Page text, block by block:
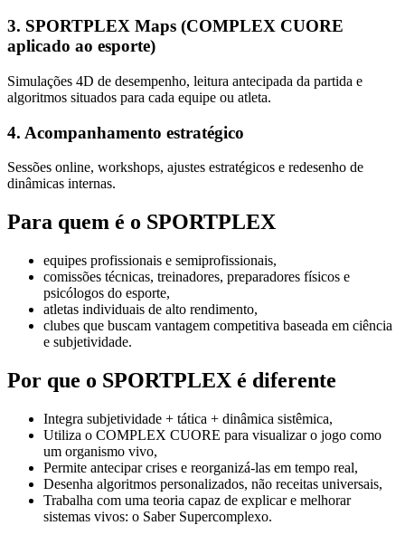
3. SPORTPLEX Maps (COMPLEX CUORE
aplicado ao esporte)
Simulações 4D de desempenho, leitura antecipada da partida e
algoritmos situados para cada equipe ou atleta.
4. Acompanhamento estratégico
Sessões online, workshops, ajustes estratégicos e redesenho de
dinâmicas internas.
Para quem é o SPORTPLEX
equipes profissionais e semiprofissionais,
comissões técnicas, treinadores, preparadores físicos e
psicólogos do esporte,
atletas individuais de alto rendimento,
clubes que buscam vantagem competitiva baseada em ciência
e subjetividade.
Por que o SPORTPLEX é diferente
Integra subjetividade + tática + dinâmica sistêmica,
Utiliza o COMPLEX CUORE para visualizar o jogo como
um organismo vivo,
Permite antecipar crises e reorganizá-las em tempo real,
Desenha algoritmos personalizados, não receitas universais,
Trabalha com uma teoria capaz de explicar e melhorar
sistemas vivos: o Saber Supercomplexo.